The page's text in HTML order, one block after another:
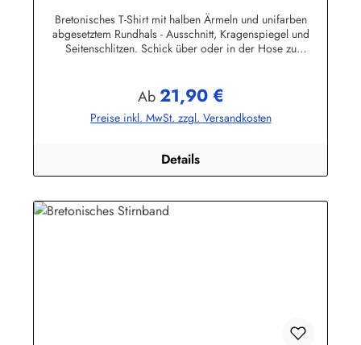
Bretonisches T-Shirt mit halben Ärmeln und unifarben
abgesetztem Rundhals - Ausschnitt, Kragenspiegel und
Seitenschlitzen. Schick über oder in der Hose zu
Farbtabelle:Herstellerinformationen:AS Bekleidungswerk
GmbHHeglitzer Str. 1226409 Wittmundinfo@modas-
bekleidung.de
Regulärer Preis:
Ab21,90 €
Preise inkl. MwSt. zzgl. Versandkosten
Details